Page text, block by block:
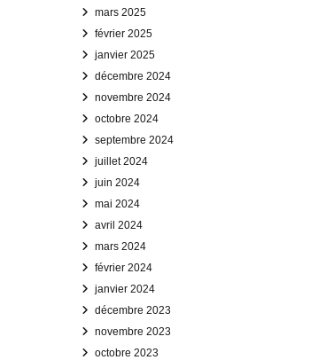
mars 2025
février 2025
janvier 2025
décembre 2024
novembre 2024
octobre 2024
septembre 2024
juillet 2024
juin 2024
mai 2024
avril 2024
mars 2024
février 2024
janvier 2024
décembre 2023
novembre 2023
octobre 2023